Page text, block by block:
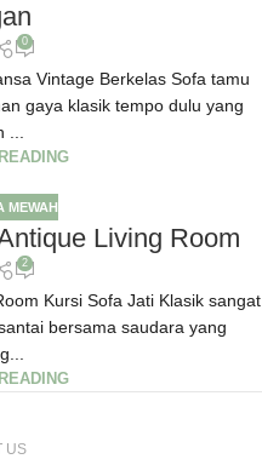
0
Vintage Berkelas Sofa tamu
gaya klasik tempo dulu yang
MEWAH
Living Room
2
Kursi Sofa Jati Klasik sangat
bersama saudara yang
US